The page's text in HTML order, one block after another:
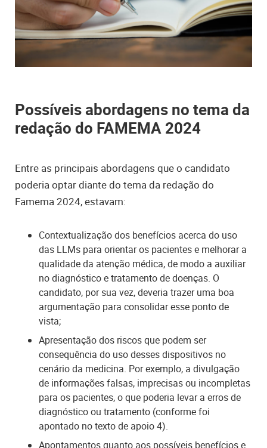
Possíveis abordagens no tema da
redação do FAMEMA 2024
Entre as principais abordagens que o candidato
poderia optar diante do tema da redação do
Famema 2024, estavam:
Contextualização dos benefícios acerca do uso
das LLMs para orientar os pacientes e melhorara
qualidade da atenção médica, de modo a auxiliar
no diagnóstico e tratamento de doenças. O
candidato, por sua vez, deveria trazer uma boa
argumentação para consolidar esse ponto de
vista;
Apresentação dos riscos que podem ser
consequência do uso desses dispositivos no
cenário da medicina. Por exemplo, a divulgação
de informações falsas, imprecisas ou incompletas
para os pacientes, o que poderia levar a erros de
diagnóstico ou tratamento (conforme foi
apontado no texto de apoio 4).
Apontamentos quanto aos possíveis benefícios e